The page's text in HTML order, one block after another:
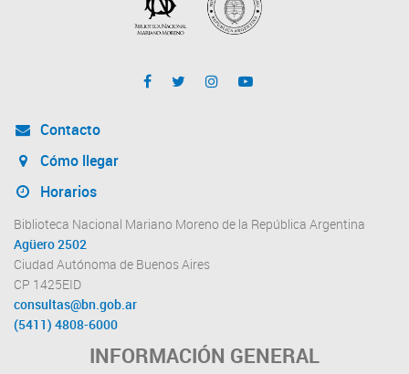
Contacto
Cómo llegar
Horarios
Biblioteca Nacional Mariano Moreno de la República Argentina
Agüero 2502
Ciudad Autónoma de Buenos Aires
CP 1425EID
consultas@bn.gob.ar
(5411) 4808-6000
INFORMACIÓN GENERAL